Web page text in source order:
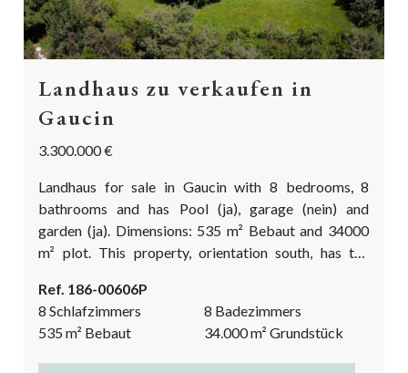
Landhaus zu verkaufen in
Gaucin
3.300.000 €
Landhaus for sale in Gaucin with 8 bedrooms, 8
bathrooms and has Pool (ja), garage (nein) and
garden (ja). Dimensions: 535 m² Bebaut and 34000
m² plot. This property, orientation south, has the
wohnzimmer, studierzimmer, wassertank,
zentralheizung, separate wohnung, küche komplett
ausgestattet, landschaftlicher ausblick, waschküche,
tv über satellit, sonnenkollektoren, gästezimmer,
Ref. 186-00606P
8 Schlafzimmers
8 Badezimmers
535m² Bebaut 34.000m² Grundstück